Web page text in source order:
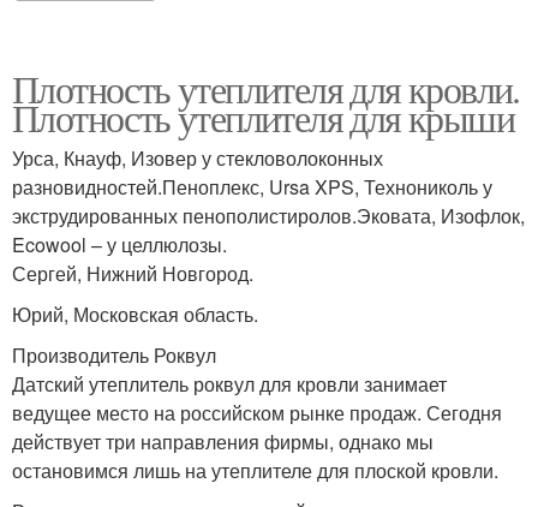
Плотность утеплителя для кровли.
Плотность утеплителя для крыши
Урса, Кнауф, Изовер у стекловолоконных
разновидностей.Пеноплекс, Ursa XPS, Технониколь у
экструдированных пенополистиролов.Эковата, Изофлок,
Ecowool – у целлюлозы.
Сергей, Нижний Новгород.
Юрий, Московская область.
Производитель Роквул
Датский утеплитель роквул для кровли занимает
ведущее место на российском рынке продаж. Сегодня
действует три направления фирмы, однако мы
остановимся лишь на утеплителе для плоской кровли.